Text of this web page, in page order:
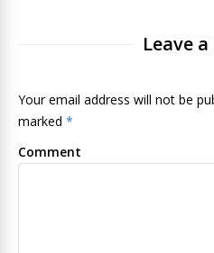
Leave
Your email address will not be
marked *
Comment